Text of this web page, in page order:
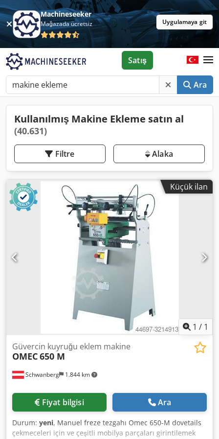
Machineseeker
Mağazada ücretsiz Uygulamaya git
Ara
Satış
Kullanılmış Makine Ekleme satın al
(40.631)
Filtre Alaka
Küçük ilan
1 / 1
Schwanberg 1.844 km
Güvercin kuyruğu eklem makine
OMEC650 M
Fiyat bilgisi Ara
Durum: yeni, Manuel freze tezgahı Omec 650-M dovetails
çekmeceleri için ve çeşitli mobilya parçaları girintilemek